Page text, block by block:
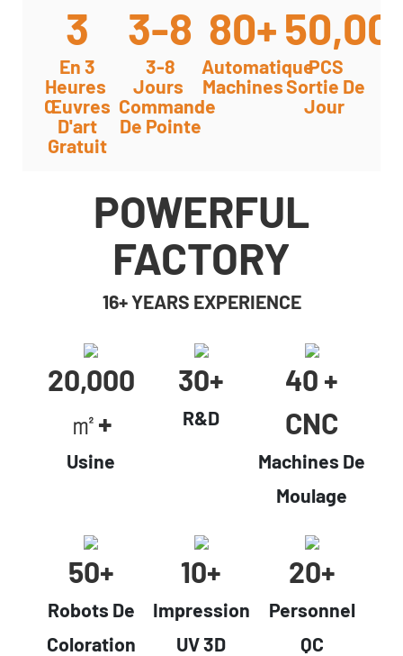
3
En 3
Heures
Œuvres
D'art
Gratuit
3-8
3-8
Jours
Commande
De Pointe
80+
Automatique
Machines
PCS
Sortie De
Jour
POWERFUL
FACTORY
16+ YEARS EXPERIENCE
20,000
㎡+
Usine
30+
R&D
40 +
CNC
Machines De
Moulage
50+
Robots De
Coloration
10+
Impression
UV 3D
20+
Personnel
QC